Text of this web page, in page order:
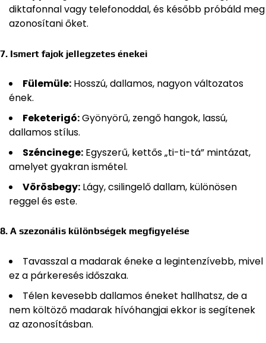
diktafonnal vagy telefonoddal, és később próbáld meg
azonosítani őket.
7. Ismert fajok jellegzetes énekei
Fülemüle: Hosszú, dallamos, nagyon változatos
ének.
Feketerigó:Gyönyörű, zengő hangok, lassú,
dallamos stílus.
Széncinege: Egyszerű, kettős „ti-ti-tá” mintázat,
amelyet gyakran ismétel.
Vörösbegy: Lágy, csilingelő dallam, különösen
reggel és este.
8. A szezonális különbségek megfigyelése
Tavasszal a madarak éneke a legintenzívebb, mivel
ez a párkeresés időszaka.
Télen kevesebb dallamos éneket hallhatsz, de a
nem költöző madarak hívóhangjai ekkor is segítenek
az azonosításban.